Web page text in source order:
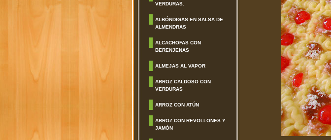
VERDURAS.
ALBÓNDIGAS EN SALSA DE
ALMENDRAS
ALCACHOFAS CON
BERENJENAS
ALMEJAS AL VAPOR
ARROZ CALDOSO CON
VERDURAS
ARROZ CON ATÚN
ARROZ CON REVOLLONES Y
JAMÓN